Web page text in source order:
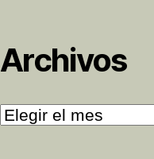
Archivos
Archivos